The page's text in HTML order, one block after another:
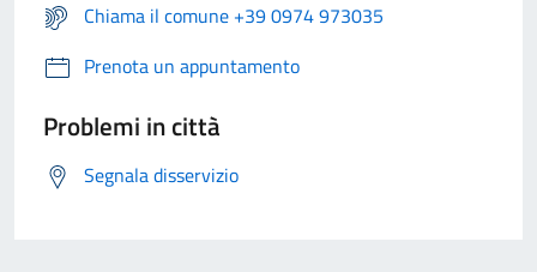
Chiama il comune +39 0974 973035
Prenota un appuntamento
Problemi in città
Segnala disservizio